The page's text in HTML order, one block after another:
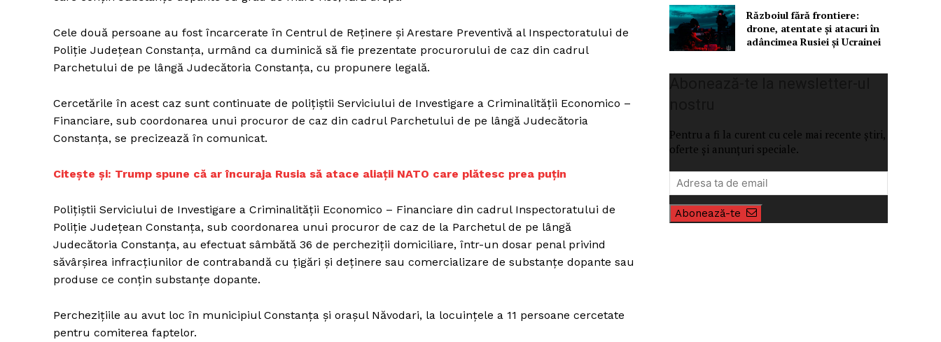
ROMÂNIA
Cele două persoane au fost încarcerate în Centrul de Reţinere şi Arestare Preventivă al Inspectoratului de
Poliţie Judeţean Constanţa, urmând ca duminică să fie prezentate procurorului de caz din cadrul
Parchetului de pe lângă Judecătoria Constanţa, cu propunere legală.
Cercetările în acest caz sunt continuate de poliţiştii Serviciului de Investigare a Criminalităţii Economico –
Financiare, sub coordonarea unui procuror de caz din cadrul Parchetului de pe lângă Judecătoria
Constanţa, se precizează în comunicat.
Citește și: Trump spune că ar încuraja Rusia să atace aliații NATO care plătesc prea puțin
Poliţiştii Serviciului de Investigare a Criminalităţii Economico – Financiare din cadrul Inspectoratului de
Poliţie Judeţean Constanţa, sub coordonarea unui procuror de caz de la Parchetul de pe lângă
Judecătoria Constanţa, au efectuat sâmbătă 36 de percheziţii domiciliare, într-un dosar penal privind
săvârşirea infracţiunilor de contrabandă cu ţigări şi deţinere sau comercializare de substanţe dopante sau
produse ce conţin substanţe dopante.
Percheziţiile au avut loc în municipiul Constanţa şi oraşul Năvodari, la locuinţele a 11 persoane cercetate
pentru comiterea faptelor.
Războiul fără frontiere:
drone, atentate și atacuri în
adâncimea Rusiei și Ucrainei
Pentru a fi la curent cu cele mai recente știri,
oferte și anunțuri speciale.
Abonează-te